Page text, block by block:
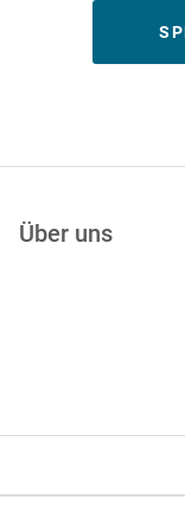
Über uns